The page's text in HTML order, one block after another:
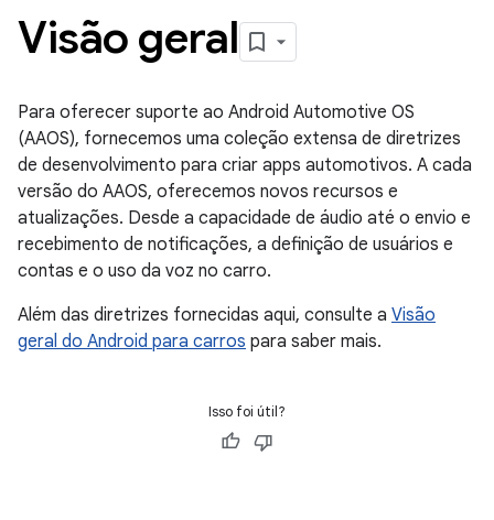
Visão geral
Para oferecer suporte ao Android Automotive OS
(AAOS), fornecemos uma coleção extensa de diretrizes
de desenvolvimento para criar apps automotivos. A cada
versão do AAOS, oferecemos novos recursos e
atualizações. Desde a capacidade de áudio até o envio e
recebimento de notificações, a definição de usuários e
contas e o uso da voz no carro.
Além das diretrizes fornecidas aqui, consulte a Visão
geral do Android para carros para saber mais.
Isso foi útil?